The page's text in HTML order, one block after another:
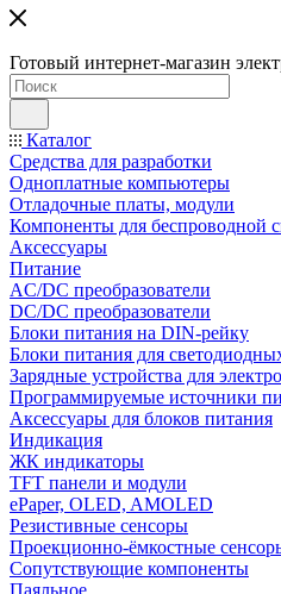
Готовый интернет-магазин
Каталог
Средства для разработки
Одноплатные компьютеры
Отладочные платы, модули
Компоненты для беспроводной
Аксессуары
Питание
AC/DC преобразователи
DC/DC преобразователи
Блоки питания на DIN-рейку
Блоки питания для
Зарядные устройства для
Программируемые источники
Аксессуары для блоков питания
Индикация
ЖК индикаторы
TFT панели и модули
ePaper, OLED, AMOLED
Резистивные сенсоры
Проекционно-ёмкостные
Сопутствующие компоненты
Паяльное